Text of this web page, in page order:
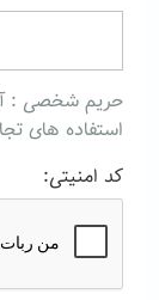
حریم شخصی :
استفاده های
کد امنیتی: